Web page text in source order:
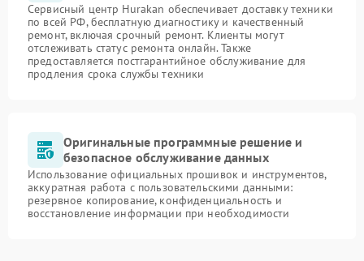
Сервисный центр Hurakan обеспечивает доставку техники
по всей РФ, бесплатную диагностику и качественный
ремонт, включая срочный ремонт. Клиенты могут
отслеживать статус ремонта онлайн. Также
предоставляется постгарантийное обслуживание для
продления срока службы техники
Оригинальные программные решение и
безопасное обслуживание данных
Использование официальных прошивок и инструментов,
аккуратная работа с пользовательскими данными:
резервное копирование, конфиденциальность и
восстановление информации при необходимости